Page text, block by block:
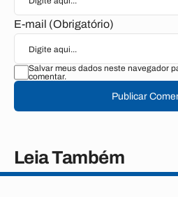
E-mail (Obrigatório)
Salvar meus dados neste navegador
comentar.
Publicar
Leia Também